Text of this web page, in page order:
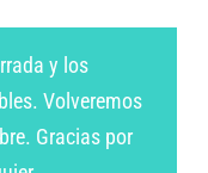
y los
Volveremos
Gracias por